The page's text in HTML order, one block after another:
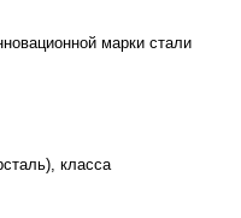
марки стали
класса